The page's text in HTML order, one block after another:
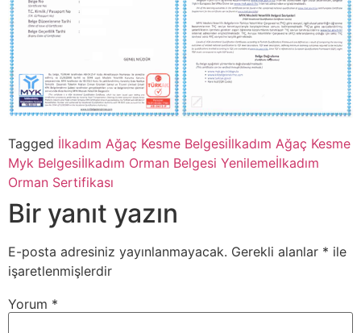
Tagged İlkadım Ağaç Kesme Belgesiİlkadım Ağaç Kesme
Myk Belgesiİlkadım Orman Belgesi Yenilemeİlkadım
Orman Sertifikası
Bir yanıt yazın
E-posta adresiniz yayınlanmayacak. Gerekli alanlar * ile
işaretlenmişlerdir
Yorum *